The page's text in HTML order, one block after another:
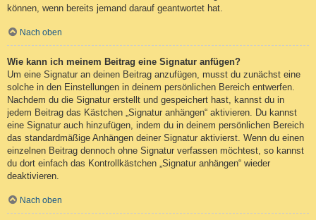
können, wenn bereits jemand darauf geantwortet hat.
Nach oben
Wie kann ich meinem Beitrag eine Signatur anfügen?
Um eine Signatur an deinen Beitrag anzufügen, musst du zunächst eine
solche in den Einstellungen in deinem persönlichen Bereich entwerfen.
Nachdem du die Signatur erstellt und gespeichert hast, kannst du in
jedem Beitrag das Kästchen „Signatur anhängen“ aktivieren. Du kannst
eine Signatur auch hinzufügen, indem du in deinem persönlichen Bereich
das standardmäßige Anhängen deiner Signatur aktivierst. Wenn du einen
einzelnen Beitrag dennoch ohne Signatur verfassen möchtest, so kannst
du dort einfach das Kontrollkästchen „Signatur anhängen“ wieder
deaktivieren.
Nach oben